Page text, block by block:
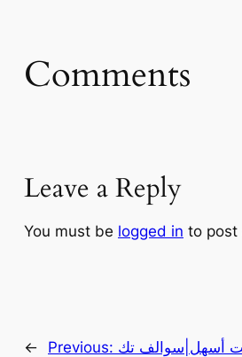
Comments
Leave a Reply
You must be logged in to post
← Previous: أسهل|سوالف تك